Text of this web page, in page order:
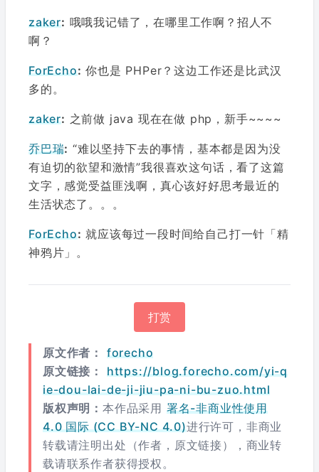
zaker: 哦哦我记错了，在哪里工作啊？招人不
啊？
ForEcho: 你也是 PHPer？这边工作还是比武汉
多的。
zaker: 之前做 java 现在在做 php，新手~~~~
乔巴瑞: “难以坚持下去的事情，基本都是因为没
有迫切的欲望和激情”我很喜欢这句话，看了这篇
文字，感觉受益匪浅啊，真心该好好思考最近的
生活状态了。。。
ForEcho: 就应该每过一段时间给自己打一针「精
神鸦片」。
打赏
原文作者：
forecho
原文链接：
https://blog.forecho.com/yi-q
ie-dou-lai-de-ji-jiu-pa-ni-bu-zuo.html
版权声明： 本作品采用 署名-非商业性使用
4.0 国际 (CC BY-NC 4.0)进行许可，非商业
转载请注明出处（作者，原文链接），商业转
载请联系作者获得授权。